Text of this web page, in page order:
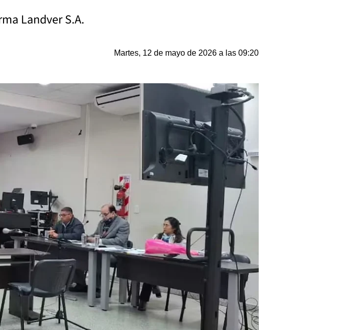
Landver S.A.
Martes, 12 de mayo de 2026 a las 09:20